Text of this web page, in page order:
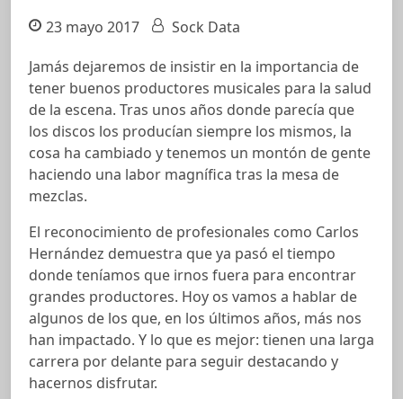
23 mayo 2017
Sock Data
Jamás dejaremos de insistir en la importancia de
tener buenos productores musicales para la salud
de la escena. Tras unos años donde parecía que
los discos los producían siempre los mismos, la
cosa ha cambiado y tenemos un montón de gente
haciendo una labor magnífica tras la mesa de
mezclas.
El reconocimiento de profesionales como Carlos
Hernández demuestra que ya pasó el tiempo
donde teníamos que irnos fuera para encontrar
grandes productores. Hoy os vamos a hablar de
algunos de los que, en los últimos años, más nos
han impactado. Y lo que es mejor: tienen una larga
carrera por delante para seguir destacando y
hacernos disfrutar.